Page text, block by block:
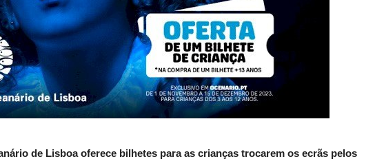
de Lisboa oferece bilhetes para as crianças trocarem os ecrãs pelos